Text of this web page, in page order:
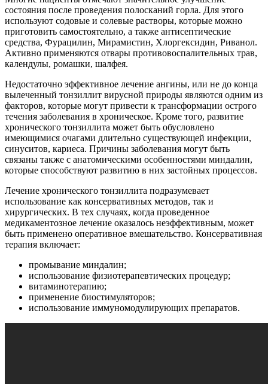
состояния после проведения полосканий горла. Для этого
используют содовые и солевые растворы, которые можно
приготовить самостоятельно, а также антисептические
средства, Фурацилин, Мирамистин, Хлоргексидин, Риванол.
Активно применяются отвары противовоспалительных трав,
календулы, ромашки, шалфея.
Недостаточно эффективное лечение ангины, или не до конца
вылеченный тонзиллит вирусной природы являются одним из
факторов, которые могут привести к трансформации острого
течения заболевания в хроническое. Кроме того, развитие
хронического тонзиллита может быть обусловлено
имеющимися очагами длительно существующей инфекции,
синуситов, кариеса. Причины заболевания могут быть
связаны также с анатомическими особенностями миндалин,
которые способствуют развитию в них застойных процессов.
Лечение хронического тонзиллита подразумевает
использование как консервативных методов, так и
хирургических. В тех случаях, когда проведенное
медикаментозное лечение оказалось неэффективным, может
быть применено оперативное вмешательство. Консервативная
терапия включает:
промывание миндалин;
использование физиотерапевтических процедур;
витаминотерапию;
применение биостимуляторов;
использование иммуномодулирующих препаратов.